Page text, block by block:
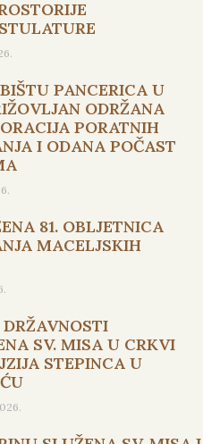
PANCERICA U
ODRŽANA
PORATNIH
I ODANA POČAST
81. OBLJETNICA
MACELJSKIH
SV. MISA U CRKVI
STEPINCA U